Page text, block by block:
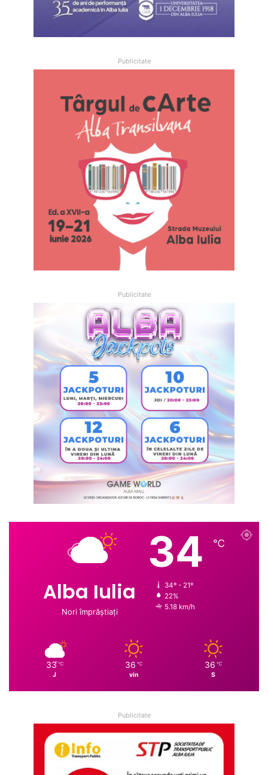
Publicitate
Publicitate
Alba Iulia
Nori împrăștiați
34 ℃
34º - 21º
22%
5.18 km/h
33 ℃
J
36 ℃
vin
36 ℃
S
Publicitate